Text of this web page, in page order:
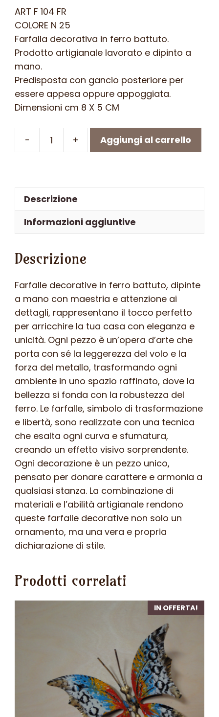
originale
era:
6,70 €.4,70 €.
ART F 104 FR
COLORE N 25
Farfalla decorativa in ferro battuto.
Prodotto artigianale lavorato e dipinto a
mano.
Predisposta con gancio posteriore per
essere appesa oppure appoggiata.
Dimensioni cm 8 X 5 CM
-
FARFALLA
8
X
F
104
FR
-
colore
n.25
quantità
+ Aggiungi al carrello
Descrizione
Informazioni aggiuntive
Descrizione
Farfalle decorative in ferro battuto, dipinte
a mano con maestria e attenzione ai
dettagli, rappresentano il tocco perfetto
per arricchire la tua casa con eleganza e
unicità. Ogni pezzo è un’opera d’arte che
porta con sé la leggerezza del volo e la
forza del metallo, trasformando ogni
ambiente in uno spazio raffinato, dove la
bellezza si fonda con la robustezza del
ferro. Le farfalle, simbolo di trasformazione
e libertà, sono realizzate con una tecnica
che esalta ogni curva e sfumatura,
creando un effetto visivo sorprendente.
Ogni decorazione è un pezzo unico,
pensato per donare carattere e armonia a
qualsiasi stanza. La combinazione di
materiali e l’abilità artigianale rendono
queste farfalle decorative non solo un
ornamento, ma una vera e propria
dichiarazione di stile.
Prodotti correlati
IN OFFERTA!